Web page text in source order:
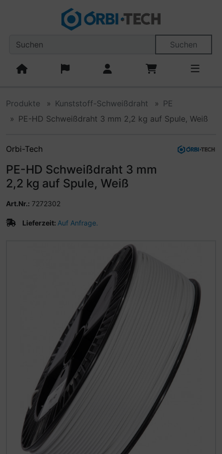
Sprungnavigation
Springe zum Inhalt Springe zur Navigation
Suchen
Produkte Kunststoff-Schweißdraht
PE
PE-HD Schweißdraht 3 mm 2,2 kg auf Spule, Weiß
Orbi-Tech
PE-HD Schweißdraht 3 mm
2,2 kg auf Spule, Weiß
Art.Nr.: 7272302
Lieferzeit: Auf Anfrage.
Wenn mehr als ein Produktbild existiert, können Sie die